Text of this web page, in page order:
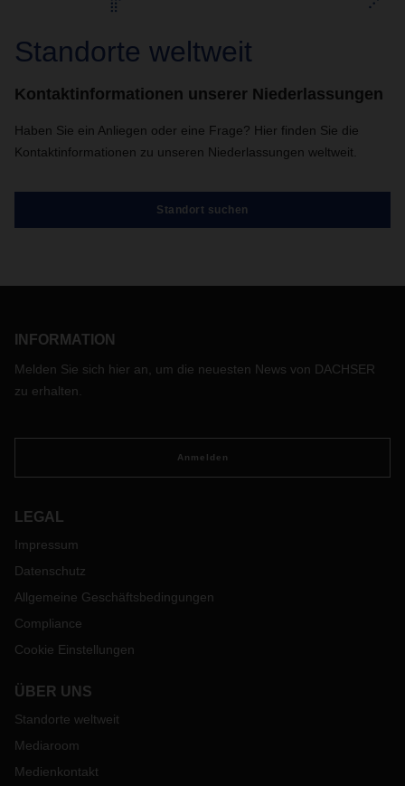
Standorte weltweit
Kontaktinformationen unserer Niederlassungen
Haben Sie ein Anliegen oder eine Frage? Hier finden Sie die
Kontaktinformationen zu unseren Niederlassungen weltweit.
Standort suchen
INFORMATION
Melden Sie sich hier an, um die neuesten News von DACHSER
zu erhalten.
Anmelden
LEGAL
Impressum
Datenschutz
Allgemeine Geschäftsbedingungen
Compliance
Cookie Einstellungen
ÜBER UNS
Standorte weltweit
Mediaroom
Medienkontakt